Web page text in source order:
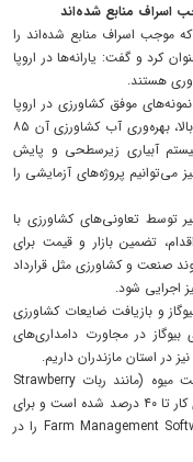
اسراف منابع شده‌اند
موجب اسراف منابع شده‌اند را
کرد و گفت: یارانه‌ها در اروپا
هستند.
موفق کشاورزی در اروپا
اشاره کرد و افزود: کشور هلند با وجود تراکم جمعیتی بالا، بهره‌وری آب کشاورزی آن ۸۵
آبیاری زیرسطحی و پایش
پروژه‌های آزمایشی را
نیز ۷۰ درصد تولید شیر توسط تعاونی‌های کشاورزی با
تضمین بازار و قیمت برای
صنعت و کشاورزی مثل قرارداد
اجرایی شود.
بیوگاز و بازیافت ضایعات کشاورزی
بیوگاز در مجاورت دامداری‌های
در استان مازندران داریم.
فتحی اظهار کرد: در کشور فرانسه از ربات‌های برداشت میوه (مانند ربات Strawberry
Picker) استفاده می‌شود که باعث کاهش هزینه نیروی کار تا ۴۰ درصد شده است و برای
اجرایی کردن این الگو در ایران می‌توان سامانه Farm Management Software را در